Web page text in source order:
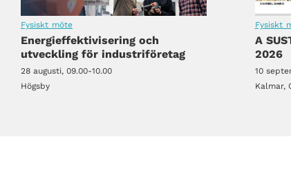
Fysiskt möte
Energieffektivisering och
utveckling för industriföretag
28 augusti, 09.00-10.00
Högsby
Fysiskt
A
2026
10
Kalmar,
Instegsprogram: Ta nästa steg i utvecklingen!